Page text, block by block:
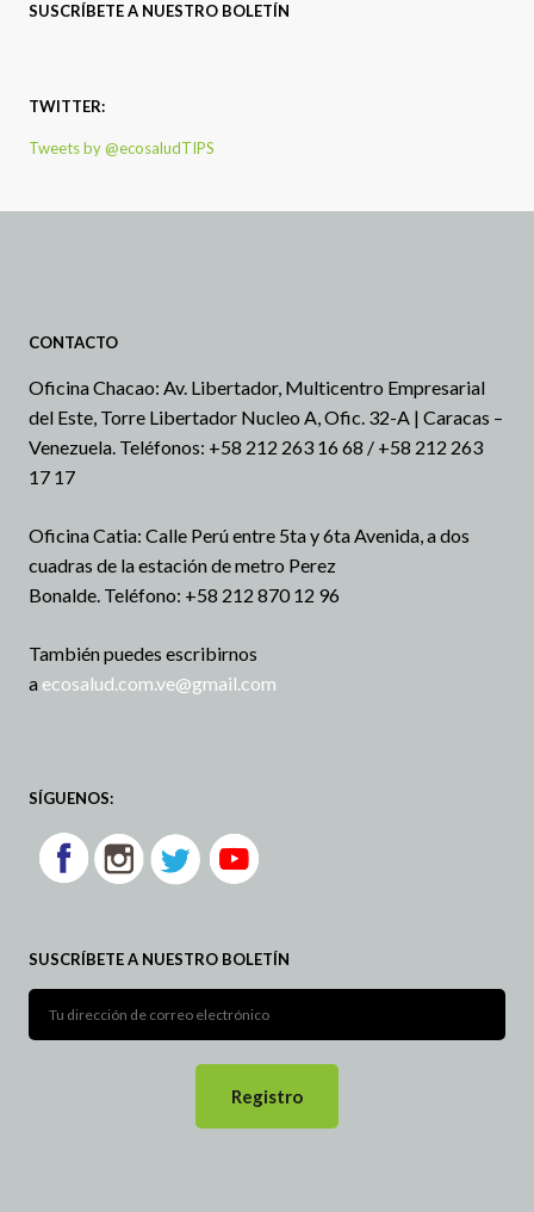
SUSCRÍBETE A NUESTRO BOLETÍN
TWITTER:
Tweets by @ecosaludTIPS
CONTACTO
Oficina Chacao: Av. Libertador, Multicentro Empresarial
del Este, Torre Libertador Nucleo A, Ofic. 32-A | Caracas –
Venezuela. Teléfonos: +58 212 263 16 68 / +58 212 263
17 17
Oficina Catia: Calle Perú entre 5ta y 6ta Avenida, a dos
cuadras de la estación de metro Perez
Bonalde. Teléfono: +58 212 870 12 96
También puedes escribirnos
a ecosalud.com.ve@gmail.com
SÍGUENOS:
SUSCRÍBETE A NUESTRO BOLETÍN